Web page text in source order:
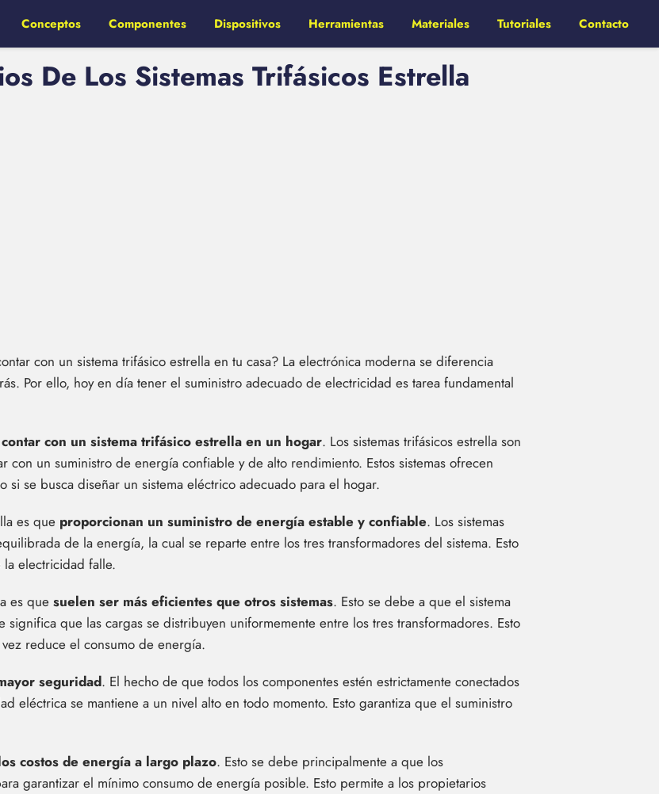
Conceptos Componentes Dispositivos Herramientas Materiales Tutoriales Contacto
De Los Sistemas Trifásicos Estrella
con un sistema trifásico estrella en tu casa? La electrónica moderna se diferencia
Por ello, hoy en día tener el suministro adecuado de electricidad es tarea fundamental
con un sistema trifásico estrella en un hogar. Los sistemas trifásicos estrella son
un suministro de energía confiable y de alto rendimiento. Estos sistemas ofrecen
si se busca diseñar un sistema eléctrico adecuado para el hogar.
es que proporcionan un suministro de energía estable y confiable. Los sistemas
de la energía, la cual se reparte entre los tres transformadores del sistema. Esto
electricidad falle.
es que suelen ser más eficientes que otros sistemas. Esto se debe a que el sistema
que las cargas se distribuyen uniformemente entre los tres transformadores. Esto
reduce el consumo de energía.
seguridad. El hecho de que todos los componentes estén estrictamente conectados
eléctrica se mantiene a un nivel alto en todo momento. Esto garantiza que el suministro
costos de energía a largo plazo. Esto se debe principalmente a que los
garantizar el mínimo consumo de energía posible. Esto permite a los propietarios